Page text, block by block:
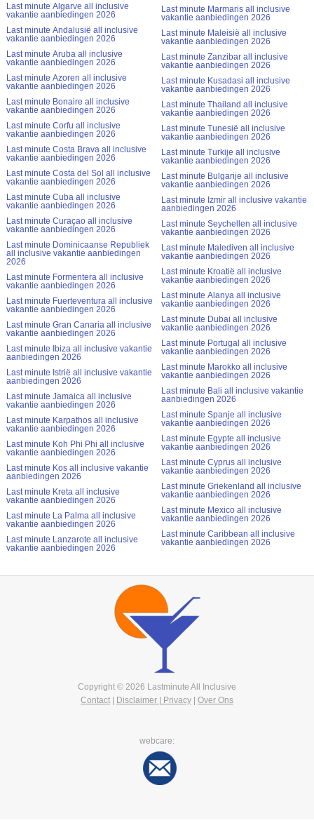
Last minute Algarve all inclusive
vakantie aanbiedingen 2026
Last minute Andalusië all inclusive
vakantie aanbiedingen 2026
Last minute Aruba all inclusive
vakantie aanbiedingen 2026
Last minute Azoren all inclusive
vakantie aanbiedingen 2026
Last minute Bonaire all inclusive
vakantie aanbiedingen 2026
Last minute Corfu all inclusive
vakantie aanbiedingen 2026
Last minute Costa Brava all inclusive
vakantie aanbiedingen 2026
Last minute Costa del Sol all inclusive
vakantie aanbiedingen 2026
Last minute Cuba all inclusive
vakantie aanbiedingen 2026
Last minute Curaçao all inclusive
vakantie aanbiedingen 2026
Last minute Dominicaanse Republiek
all inclusive vakantie aanbiedingen
2026
Last minute Formentera all inclusive
vakantie aanbiedingen 2026
Last minute Fuerteventura all inclusive
vakantie aanbiedingen 2026
Last minute Gran Canaria all inclusive
vakantie aanbiedingen 2026
Last minute Ibiza all inclusive vakantie
aanbiedingen 2026
Last minute Istrië all inclusive vakantie
aanbiedingen 2026
Last minute Jamaica all inclusive
vakantie aanbiedingen 2026
Last minute Karpathos all inclusive
vakantie aanbiedingen 2026
Last minute Koh Phi Phi all inclusive
vakantie aanbiedingen 2026
Last minute Kos all inclusive vakantie
aanbiedingen 2026
Last minute Kreta all inclusive
vakantie aanbiedingen 2026
Last minute La Palma all inclusive
vakantie aanbiedingen 2026
Last minute Lanzarote all inclusive
vakantie aanbiedingen 2026
Last minute Marmaris all inclusive
vakantie aanbiedingen 2026
Last minute Maleisië all inclusive
vakantie aanbiedingen 2026
Last minute Zanzibar all inclusive
vakantie aanbiedingen 2026
Last minute Kusadasi all inclusive
vakantie aanbiedingen 2026
Last minute Thailand all inclusive
vakantie aanbiedingen 2026
Last minute Tunesië all inclusive
vakantie aanbiedingen 2026
Last minute Turkije all inclusive
vakantie aanbiedingen 2026
Last minute Bulgarije all inclusive
vakantie aanbiedingen 2026
Last minute Izmir all inclusive vakantie
aanbiedingen 2026
Last minute Seychellen all inclusive
vakantie aanbiedingen 2026
Last minute Malediven all inclusive
vakantie aanbiedingen 2026
Last minute Kroatië all inclusive
vakantie aanbiedingen 2026
Last minute Alanya all inclusive
vakantie aanbiedingen 2026
Last minute Dubai all inclusive
vakantie aanbiedingen 2026
Last minute Portugal all inclusive
vakantie aanbiedingen 2026
Last minute Marokko all inclusive
vakantie aanbiedingen 2026
Last minute Bali all inclusive vakantie
aanbiedingen 2026
Last minute Spanje all inclusive
vakantie aanbiedingen 2026
Last minute Egypte all inclusive
vakantie aanbiedingen 2026
Last minute Cyprus all inclusive
vakantie aanbiedingen 2026
Last minute Griekenland all inclusive
vakantie aanbiedingen 2026
Last minute Mexico all inclusive
vakantie aanbiedingen 2026
Last minute Caribbean all inclusive
vakantie aanbiedingen 2026
Copyright © 2026 Lastminute All Inclusive
Contact
Disclaimer | Privacy Over Ons
webcare: